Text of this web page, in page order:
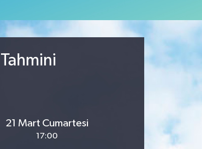
%0
21 Mart Cumartesi
17:00